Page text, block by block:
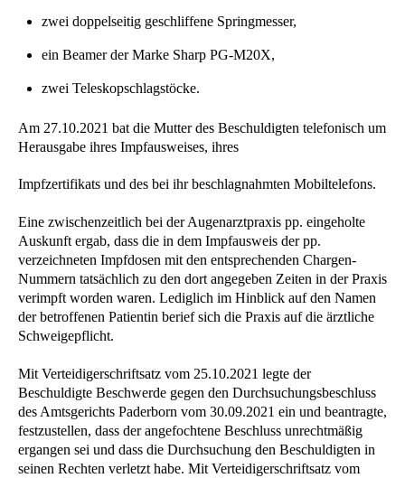
zwei doppelseitig geschliffene Springmesser,
ein Beamer der Marke Sharp PG-M20X,
zwei Teleskopschlagstöcke.
Am 27.10.2021 bat die Mutter des Beschuldigten telefonisch um
Herausgabe ihres Impfausweises, ihres
Impfzertifikats und des bei ihr beschlagnahmten Mobiltelefons.
Eine zwischenzeitlich bei der Augenarztpraxis pp. eingeholte
Auskunft ergab, dass die in dem Impfausweis der pp.
verzeichneten Impfdosen mit den entsprechenden Chargen-
Nummern tatsächlich zu den dort angegeben Zeiten in der Praxis
verimpft worden waren. Lediglich im Hinblick auf den Namen
der betroffenen Patientin berief sich die Praxis auf die ärztliche
Schweigepflicht.
Mit Verteidigerschriftsatz vom 25.10.2021 legte der
Beschuldigte Beschwerde gegen den Durchsuchungsbeschluss
des Amtsgerichts Paderborn vom 30.09.2021 ein und beantragte,
festzustellen, dass der angefochtene Beschluss unrechtmäßig
ergangen sei und dass die Durchsuchung den Beschuldigten in
seinen Rechten verletzt habe. Mit Verteidigerschriftsatz vom